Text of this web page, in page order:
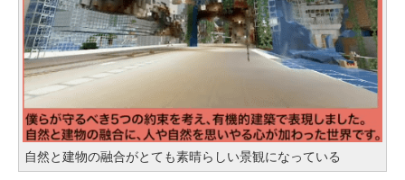
自然と建物の融合がとても素晴らしい景観になっている